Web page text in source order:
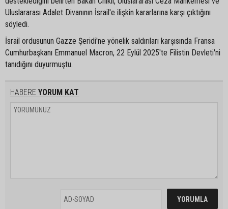
Uluslararası Adalet Divanının İsrail'e ilişkin kararlarına karşı çıktığını
söyledi.
İsrail ordusunun Gazze Şeridi'ne yönelik saldırıları karşısında Fransa
Cumhurbaşkanı Emmanuel Macron, 22 Eylül 2025'te Filistin Devleti'ni
tanıdığını duyurmuştu.
HABERE YORUM KAT